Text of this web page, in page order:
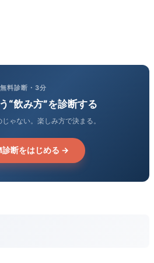
無料診断・3分
“飲み方”を診断する
ゃない。楽しみ方で決まる。
診断をはじめる →